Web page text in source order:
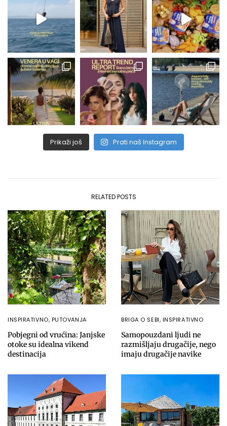
Prikaži još Prati naš Instagram
RELATED POSTS
INSPIRATIVNO, PUTOVANJA
Pobjegni od vrućina: Janjske
otoke su idealna vikend
destinacija
BRIGA O SEBI, INSPIRATIVNO
Samopouzdani ljudi ne
razmišljaju drugačije, nego
imaju drugačije navike